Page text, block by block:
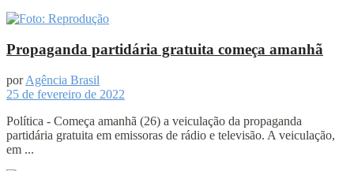
Propaganda partidária gratuita começa amanhã
por Agência Brasil
25 de fevereiro de 2022
Política - Começa amanhã (26) a veiculação da propaganda
partidária gratuita em emissoras de rádio e televisão. A veiculação,
em ...